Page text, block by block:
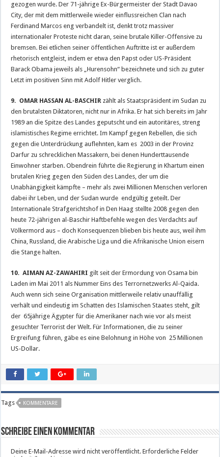
gezogen wurde. Der 71-jährige Ex-Bürgermeister der Stadt Davao
City, der mit dem mittlerweile wieder einflussreichen Clan nach
Ferdinand Marcos eng verbandelt ist, denkt trotz massiver
internationaler Proteste nicht daran, seine brutale Killer-Offensive zu
bremsen. Bei etlichen seiner öffentlichen Auftritte ist er außerdem
rhetorisch entgleist, indem er etwa den Papst oder US-Präsident
Barack Obama jeweils als „Hurensohn“ bezeichnete und sich zu guter
Letzt im positiven Sinn mit Adolf Hitler verglich.
9. OMAR HASSAN AL-BASCHIR zählt als Staatspräsident im Sudan zu
den brutalsten Diktatoren, nicht nur in Afrika. Er hat sich bereits im Jahr
1989 an die Spitze des Landes geputscht und ein autoritäres, streng
islamistisches Regime errichtet. Im Kampf gegen Rebellen, die sich
gegen die Unterdrückung auflehnten, kam es 2003 in der Provinz
Darfur zu schrecklichen Massakern, bei denen Hunderttausende
Einwohner starben. Obendrein führte die Regierung in Khartum einen
brutalen Krieg gegen den Süden des Landes, der um die
Unabhängigkeit kämpfte – mehr als zwei Millionen Menschen verloren
dabei ihr Leben, und der Sudan wurde endgültig geteilt. Der
Internationale Strafgerichtshof in Den Haag stellte 2008 gegen den
heute 72-jährigen al-Baschir Haftbefehle wegen des Verdachts auf
Völkermord aus – doch Konsequenzen blieben bis heute aus, weil ihm
China, Russland, die Arabische Liga und die Afrikanische Union eisern
die Stange halten.
10. AIMAN AZ-ZAWAHIRI gilt seit der Ermordung von Osama bin
Laden im Mai 2011 als Nummer Eins des Terrornetzwerks Al-Qaida.
Auch wenn sich seine Organisation mittlerweile relativ unauffällig
verhält und eindeutig im Schatten des Islamischen Staates steht, gilt
der 65jährige Ägypter für die Amerikaner nach wie vor als meist
gesuchter Terrorist der Welt. Für Informationen, die zu seiner
Ergreifung führen, gäbe es eine Belohnung in Höhe von 25 Millionen
US-Dollar.
Tags KOMMENTARE
Schreibe einen Kommentar
Deine E-Mail-Adresse wird nicht veröffentlicht. Erforderliche Felder